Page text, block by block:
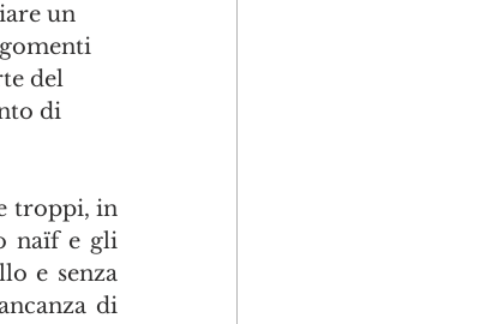
un
del
di
troppi, in
naïf e gli
e senza
di